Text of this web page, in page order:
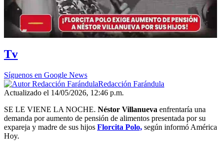
00:00/03:06
Tv
Síguenos en Google News
Redacción Farándula
Actualizado el 14/05/2026, 12:46 p.m.
SE LE VIENE LA NOCHE. Néstor Villanueva enfrentaría una
demanda por aumento de pensión de alimentos presentada por su
expareja y madre de sus hijos Florcita Polo, según informó América
Hoy.